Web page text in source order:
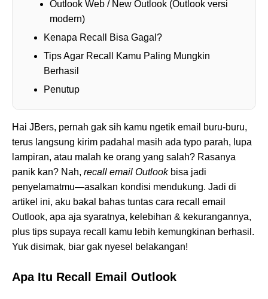
Outlook Web / New Outlook (Outlook versi
modern)
Kenapa Recall Bisa Gagal?
Tips Agar Recall Kamu Paling Mungkin
Berhasil
Penutup
Hai JBers, pernah gak sih kamu ngetik email buru-buru,
terus langsung kirim padahal masih ada typo parah, lupa
lampiran, atau malah ke orang yang salah? Rasanya
panik kan? Nah, recall email Outlookbisa jadi
penyelamatmu—asalkan kondisi mendukung. Jadi di
artikel ini, aku bakal bahas tuntas cara recall email
Outlook, apa aja syaratnya, kelebihan & kekurangannya,
plus tips supaya recall kamu lebih kemungkinan berhasil.
Yuk disimak, biar gak nyesel belakangan!
Apa Itu Recall Email Outlook